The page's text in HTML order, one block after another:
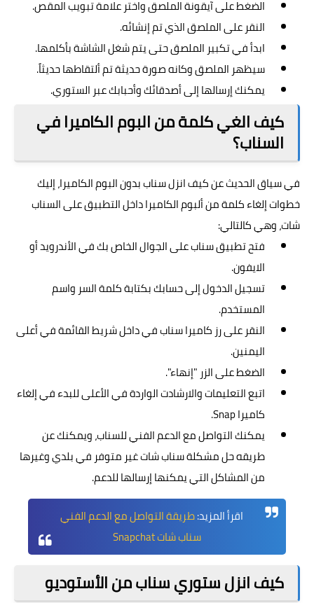
الضغط على آيقونة الملصق واختر علامة تبويب المقص.
النقر على الملصق الذي تم إنشائه.
ابدأ في تكبير الملصق حتى يتم شغل الشاشة بأكلمها.
سيظهر الملصق وكانه صورة حديثة تم ألتقاطها حديثاً.
يمكنك إرسالها إلى أصدقائك وأحبابك عبر الستوري.
كيف الغي كلمة من البوم الكاميرا في
السناب؟
في سياق الحديث عن كيف انزل سناب بدون البوم الكاميرا، إليك
خطوات إلغاء كلمة من ألبوم الكاميرا داخل التطبيق على السناب
شات، وهي كالتالي:
فتح تطبيق سناب على الجوال الخاص بك في الأندرويد أو
الايفون.
تسجيل الدخول إلى حسابك بكتابة كلمة السر واسم
المستخدم.
النقر على رز كاميرا سناب في داخل شريط القائمة في أعلى
اليمنين.
الضغط على الزر "إنهاء".
اتبع التعليمات والارشادت الواردة في الأعلى للبدء في إلغاء
كاميرا Snap.
يمكنك التواصل معالدعم الفنيللسناب، ويمكنك عن
طريقه حل مشكلة سناب شات غير متوفر في بلدي وغيرها
من المشاكل التي يمكنها إرسالها للدعم.
اقرأ المزيد:طريقة التواصل مع الدعم الفني
سناب شات Snapchat
كيف انزل ستوري سناب من الأستوديو